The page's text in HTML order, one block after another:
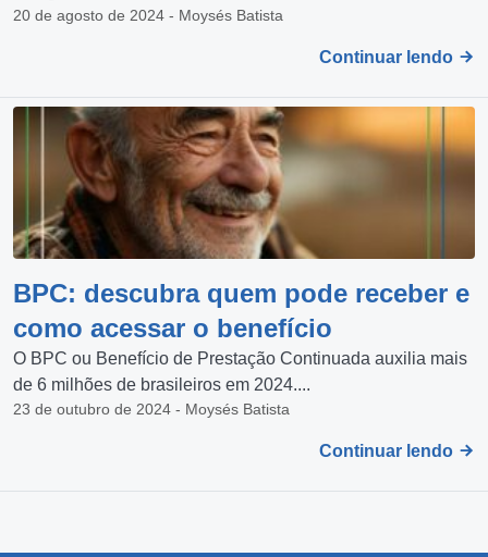
20 de agosto de 2024 - Moysés Batista
Continuar lendo
BPC: descubra quem pode receber e
como acessar o benefício
O BPC ou Benefício de Prestação Continuada auxilia mais
de 6 milhões de brasileiros em 2024....
23 de outubro de 2024 - Moysés Batista
Continuar lendo